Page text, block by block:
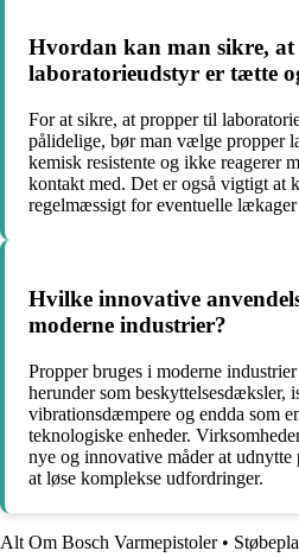
Hvordan kan man sikre,
laboratorieudstyr er tætte
For at sikre, at propper til
pålidelige, bør man vælge propper
kemisk resistente og ikke reagerer
kontakt med. Det er også vigtigt at
regelmæssigt for eventuelle lækager
Hvilke innovative
moderne industrier?
Propper bruges i moderne
herunder som beskyttelsesdæksler,
vibrationsdæmpere og endda som
teknologiske enheder.
nye og innovative måder at udnytte
at løse komplekse udfordringer.
Alt Om Bosch Varmepistoler•